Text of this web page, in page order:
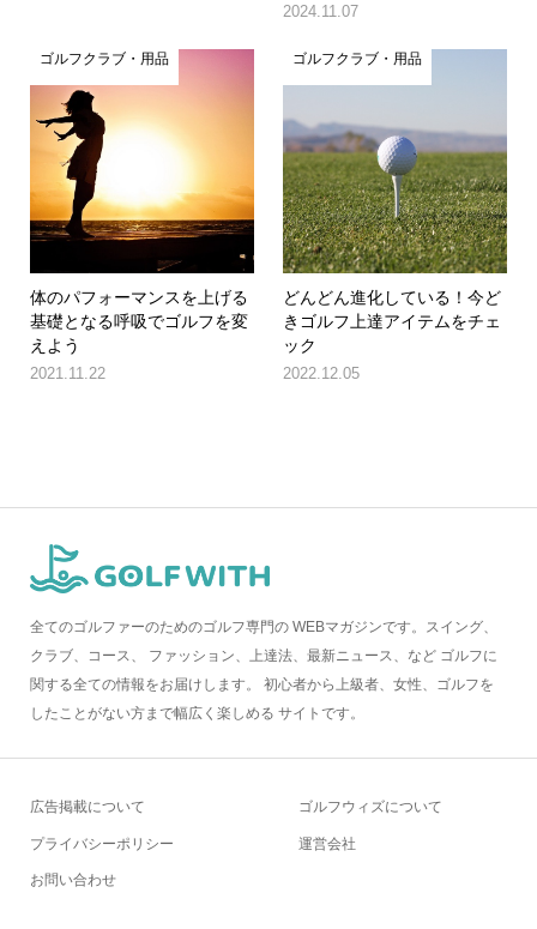
2024.11.07
ゴルフクラブ・用品
体のパフォーマンスを上げる
基礎となる呼吸でゴルフを変
えよう
2021.11.22
ゴルフクラブ・用品
どんどん進化している！今ど
きゴルフ上達アイテムをチェ
ック
2022.12.05
全てのゴルファーのためのゴルフ専門の WEBマガジンです。スイング、
クラブ、コース、 ファッション、上達法、最新ニュース、など ゴルフに
関する全ての情報をお届けします。 初心者から上級者、女性、ゴルフを
したことがない方まで幅広く楽しめる サイトです。
広告掲載について
プライバシーポリシー
お問い合わせ
ゴルフウィズについて
運営会社